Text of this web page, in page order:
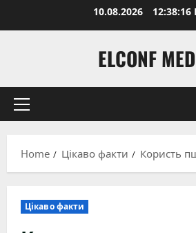
10.08.2026 12:38:18
ELCONF
Primary
Home Цікаво факти Користь
Цікаво факти